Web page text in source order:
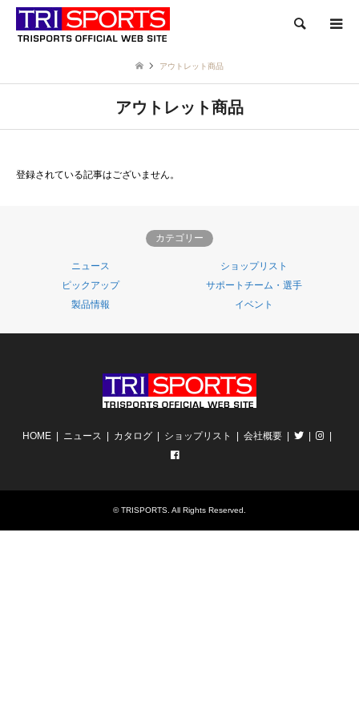
検索
アウトレット商品
アウトレット商品
登録されている記事はございません。
カテゴリー
ニュース
ショップリスト
ピックアップ
サポートチーム・選手
製品情報
イベント
HOME ニュース カタログ ショップリスト 会社概要
©TRISPORTS . All Rights Reserved.